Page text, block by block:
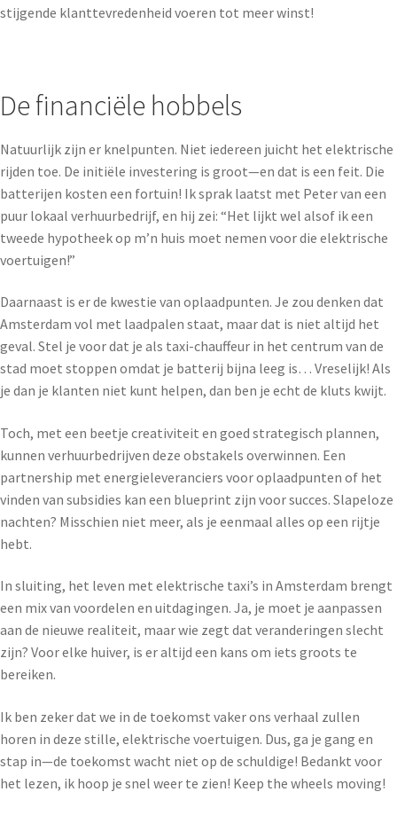
stijgende klanttevredenheid voeren tot meer winst!
De financiële hobbels
Natuurlijk zijn er knelpunten. Niet iedereen juicht het elektrische
rijden toe. De initiële investering is groot—en dat is een feit. Die
batterijen kosten een fortuin! Ik sprak laatst met Peter van een
puur lokaal verhuurbedrijf, en hij zei: “Het lijkt wel alsof ik een
tweede hypotheek op m’n huis moet nemen voor die elektrische
voertuigen!”
Daarnaast is er de kwestie van oplaadpunten. Je zou denken dat
Amsterdam vol met laadpalen staat, maar dat is niet altijd het
geval. Stel je voor dat je als taxi-chauffeur in het centrum van de
stad moet stoppen omdat je batterij bijna leeg is… Vreselijk! Als
je dan je klanten niet kunt helpen, dan ben je echt de kluts kwijt.
Toch, met een beetje creativiteit en goed strategisch plannen,
kunnen verhuurbedrijven deze obstakels overwinnen. Een
partnership met energieleveranciers voor oplaadpunten of het
vinden van subsidies kan een blueprint zijn voor succes. Slapeloze
nachten? Misschien niet meer, als je eenmaal alles op een rijtje
hebt.
In sluiting, het leven met elektrische taxi’s in Amsterdam brengt
een mix van voordelen en uitdagingen. Ja, je moet je aanpassen
aan de nieuwe realiteit, maar wie zegt dat veranderingen slecht
zijn? Voor elke huiver, is er altijd een kans om iets groots te
bereiken.
Ik ben zeker dat we in de toekomst vaker ons verhaal zullen
horen in deze stille, elektrische voertuigen. Dus, ga je gang en
stap in—de toekomst wacht niet op de schuldige! Bedankt voor
het lezen, ik hoop je snel weer te zien! Keep the wheels moving!